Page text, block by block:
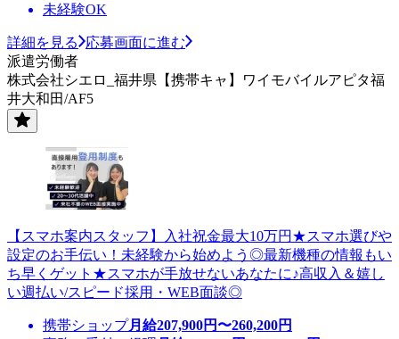
未経験OK
詳細を見る
応募画面に進む
派遣労働者
株式会社シエロ_福井県【携帯キャ】ワイモバイルアピタ福
井大和田/AF5
【スマホ案内スタッフ】入社祝金最大10万円★スマホ選びや
設定のお手伝い！未経験から始めよう◎最新機種の情報もい
ち早くゲット★スマホが手放せないあなたに♪高収入＆嬉し
い週払い/スピード採用・WEB面談◎
携帯ショップ月給207,900円〜260,200円